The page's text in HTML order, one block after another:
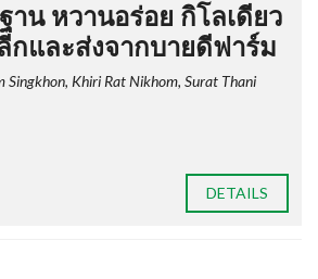
าน หวานอร่อย กิโลเดียว
กและส่งจากบายดีฟาร์ม
Khiri Rat Nikhom, Surat Thani
DETAILS